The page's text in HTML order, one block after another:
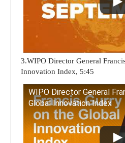
3.WIPO Director General
Innovation Index, 5:45
WIPO Director General
Global Innovation Index